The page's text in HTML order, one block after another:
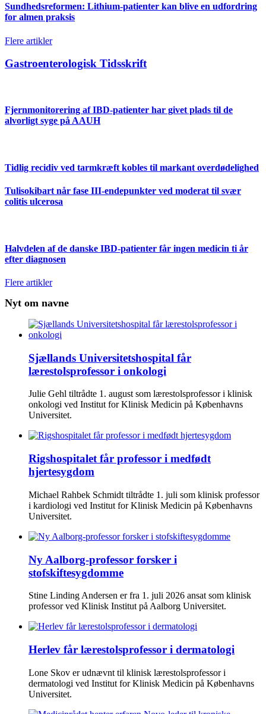
Sundhedsreformen: Lithium-patienter kan blive en udfordring
for almen praksis
Flere artikler
Gastroenterologisk Tidsskrift
Fjernmonitorering af IBD-patienter har givet plads til de
alvorligt syge på AAUH
Tidlig recidiv ved tarmkræft kobles til markant overdødelighed
Tulisokibart når fase III-endepunkter ved moderat til svær
colitis ulcerosa
Halvdelen af de danske IBD-patienter får ingen medicin ti år
efter diagnosen
Flere artikler
Nyt om navne
Sjællands Universitetshospital får
lærestolsprofessor i onkologi
Julie Gehl tiltrådte 1. august som lærestolsprofessor i klinisk
onkologi ved Institut for Klinisk Medicin på Københavns
Universitet.
Rigshospitalet får professor i medfødt
hjertesygdom
Michael Rahbek Schmidt tiltrådte 1. juli som klinisk professor
i kardiologi ved Institut for Klinisk Medicin på Københavns
Universitet.
Ny Aalborg-professor forsker i
stofskiftesygdomme
Stine Linding Andersen er fra 1. juli 2026 ansat som klinisk
professor ved Klinisk Institut på Aalborg Universitet.
Herlev får lærestolsprofessor i dermatologi
Lone Skov er udnævnt til klinisk lærestolsprofessor i
dermatologi ved Institut for Klinisk Medicin på Københavns
Universitet.